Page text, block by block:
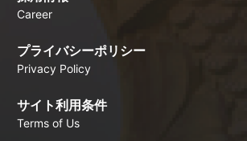
Career
プライバシーポリシー
Privacy Policy
サイト利用条件
Terms of Us